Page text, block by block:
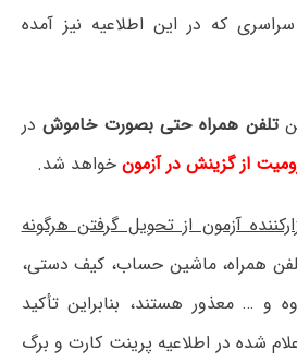
که در این اطلاعیه نیز آمده
تلفن همراه حتی بصورت خاموشدر
از گزینش در آزمون خواهد شد.
آزمون از تحویل گرفتن هرگونه
همراه، ماشین حساب، کیف دستی،
… معذور هستند، بنابراین تأکید
شده در اطلاعیه پرینت کارت و برگ